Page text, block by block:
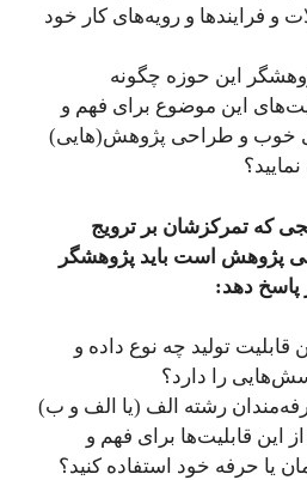
و فرایندها و رویه‌های کار خود
این حوزه چگونه
این موضوع برای فهم و
و طراحی پژوهش(هایی)
که تمرکزشان بر ترویج
پژوهش است باید پژوهشگر
پاسخ دهد:
تولید چه نوع داده و
را دارد؟
رشته الف (یا الف و ب)
این قابلیت‌ها برای فهم و
یا حرفه خود استفاده کنید؟